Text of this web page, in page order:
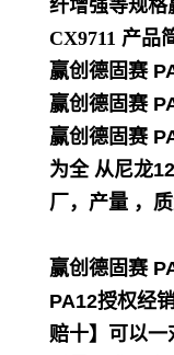
纤增强等规格
CX9711 产品
赢创德固赛
赢创德固赛
赢创德固赛
为全 从尼龙
厂，产量 ，质
赢创德固赛
PA12授权经
赔十】可以